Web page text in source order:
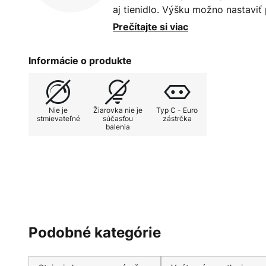
aj tienidlo. Výšku možno
aretačných skrutiek, ktoré
bielym bavlneným tienidlom
celkový vzhľad. Po zapnutí biele
útulnú svetelnú atmosféru.
krásnom regióne Sauerland, kde
Všetky svietidlá sú najvyššej
certifikátom FSC.
Prečítajte si viac
Informácie o produkte
Nie je
stmievateľné
Žiarovka nie je
súčasťou
balenia
Typ C - Euro
zástrčka
Podobné kategórie